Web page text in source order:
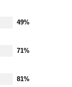
49%
71%
81%